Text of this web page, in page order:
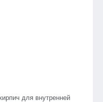
для внутренней